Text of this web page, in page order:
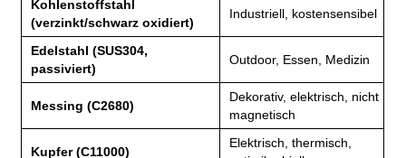
Kohlenstoffstahl
(verzinkt/schwarz oxidiert)
Industriell, kostensensibel
Edelstahl (SUS304,
passiviert)
Outdoor, Essen, Medizin
Messing (C2680)
Dekorativ, elektrisch, nicht
magnetisch
Kupfer (C11000)
Elektrisch, thermisch,